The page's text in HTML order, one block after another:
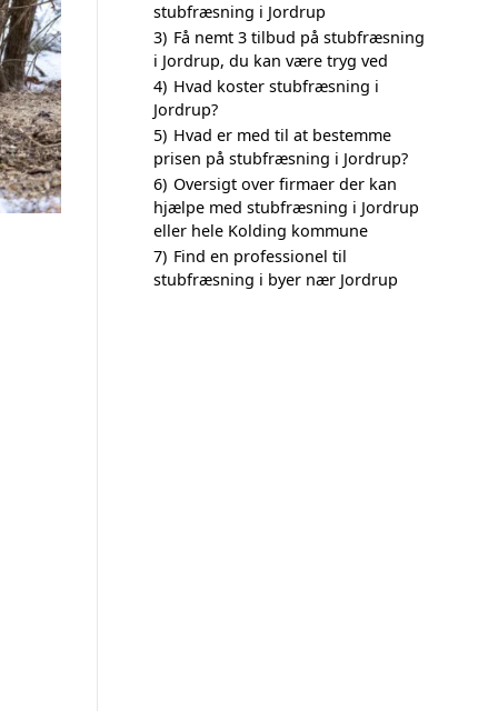
stubfræsning i Jordrup
3) Få nemt 3 tilbud på stubfræsning
i Jordrup, du kan være tryg ved
4) Hvad koster stubfræsning i
Jordrup?
5) Hvad er med til at bestemme
prisen på stubfræsning i Jordrup?
6) Oversigt over firmaer der kan
hjælpe med stubfræsning i Jordrup
eller hele Kolding kommune
7) Find en professionel til
stubfræsning i byer nær Jordrup